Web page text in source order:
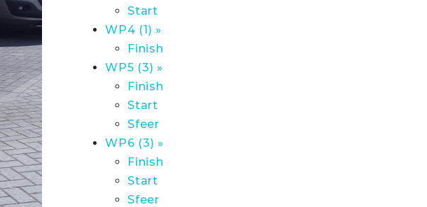
Start
WP4 (1) »
Finish
WP5 (3) »
Finish
Start
Sfeer
WP6 (3) »
Finish
Start
Sfeer